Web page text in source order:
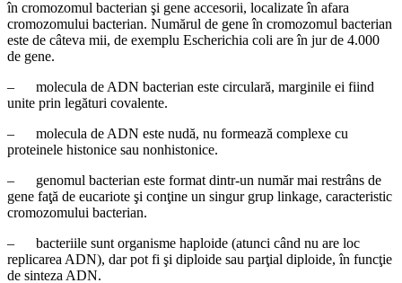
în cromozomul bacterian şi gene accesorii, localizate în afara
cromozomului bacterian. Numărul de gene în cromozomul bacterian
este de câteva mii, de exemplu Escherichia coli are în jur de 4.000
de gene.
– molecula de ADN bacterian este circulară, marginile ei fiind
unite prin legături covalente.
– molecula de ADN este nudă, nu formează complexe cu
proteinele histonice sau nonhistonice.
– genomul bacterian este format dintr-un număr mai restrâns de
gene faţă de eucariote şi conţine un singur grup linkage, caracteristic
cromozomului bacterian.
– bacteriile sunt organisme haploide (atunci când nu are loc
replicarea ADN), dar pot fi şi diploide sau parţial diploide, în funcţie
de sinteza ADN.